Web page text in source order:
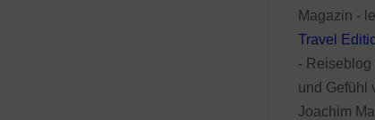
Magazin -
Travel
- Reiseblog
und Gefühl
Joachim